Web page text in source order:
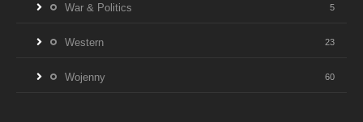
War & Politics 5
Western 23
Wojenny 60